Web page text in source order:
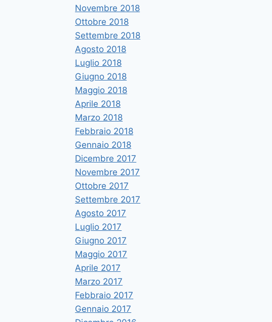
Novembre 2018
Ottobre 2018
Settembre 2018
Agosto 2018
Luglio 2018
Giugno 2018
Maggio 2018
Aprile 2018
Marzo 2018
Febbraio 2018
Gennaio 2018
Dicembre 2017
Novembre 2017
Ottobre 2017
Settembre 2017
Agosto 2017
Luglio 2017
Giugno 2017
Maggio 2017
Aprile 2017
Marzo 2017
Febbraio 2017
Gennaio 2017